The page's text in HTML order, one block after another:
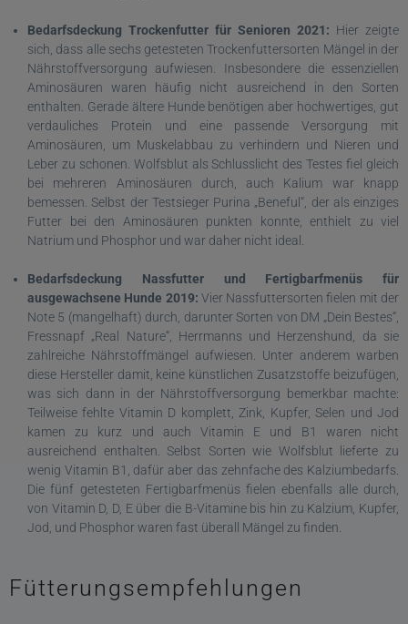
Bedarfsdeckung Trockenfutter für Senioren 2021: Hier zeigte
sich, dass alle sechs getesteten Trockenfuttersorten Mängel in der
Nährstoffversorgung aufwiesen. Insbesondere die essenziellen
Aminosäuren waren häufig nicht ausreichend in den Sorten
enthalten. Gerade ältere Hunde benötigen aber hochwertiges, gut
verdauliches Protein und eine passende Versorgung mit
Aminosäuren, um Muskelabbau zu verhindern und Nieren und
Leber zu schonen. Wolfsblut als Schlusslicht des Testes fiel gleich
bei mehreren Aminosäuren durch, auch Kalium war knapp
bemessen. Selbst der Testsieger Purina „Beneful“, der als einziges
Futter bei den Aminosäuren punkten konnte, enthielt zu viel
Natrium und Phosphor und war daher nicht ideal.
Bedarfsdeckung Nassfutter und Fertigbarfmenüs für
ausgewachsene Hunde 2019: Vier Nassfuttersorten fielen mit der
Note 5 (mangelhaft) durch, darunter Sorten von DM „Dein Bestes“,
Fressnapf „Real Nature“, Herrmanns und Herzenshund, da sie
zahlreiche Nährstoffmängel aufwiesen. Unter anderem warben
diese Hersteller damit, keine künstlichen Zusatzstoffe beizufügen,
was sich dann in der Nährstoffversorgung bemerkbar machte:
Teilweise fehlte Vitamin D komplett, Zink, Kupfer, Selen und Jod
kamen zu kurz und auch Vitamin E und B1 waren nicht
ausreichend enthalten. Selbst Sorten wie Wolfsblut lieferte zu
wenig Vitamin B1, dafür aber das zehnfache des Kalziumbedarfs.
Die fünf getesteten Fertigbarfmenüs fielen ebenfalls alle durch,
von Vitamin D, D, E über die B-Vitamine bis hin zu Kalzium, Kupfer,
Jod, und Phosphor waren fast überall Mängel zu finden.
Fütterungsempfehlungen